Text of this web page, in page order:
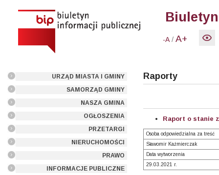
-A /A+
URZĄD MIASTA I GMINY
SAMORZĄD GMINY
NASZA GMINA
OGŁOSZENIA
PRZETARGI
NIERUCHOMOŚCI
PRAWO
INFORMACJE PUBLICZNE
Raporty
Raport o stanie
Osoba odpowiedzialna za treść
Sławomir Kaźmierczak
Data wytworzenia
29.03.2021 r.